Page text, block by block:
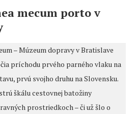
mecum porto v
– Múzeum dopravy v Bratislave
príchodu prvého parného vlaku na
prvú svojho druhu na Slovensku.
škálu cestovnej batožiny
prostriedkoch – či už šlo o